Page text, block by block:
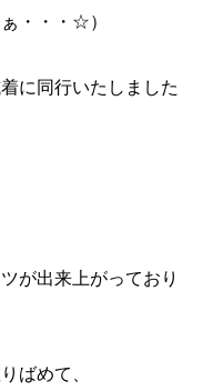
・・・☆）
に同行いたしました
が出来上がっており
ばめて、